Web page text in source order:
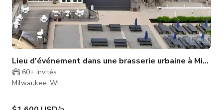
Lieu d'événement dans une brasserie urbaine à
60+ invités
Milwaukee, WI